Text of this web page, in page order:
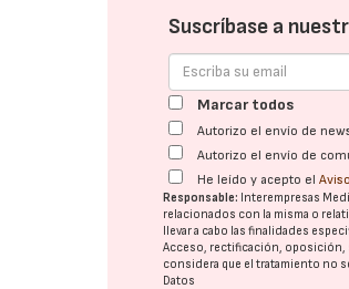
Suscríbase a
Marcar todos
Autorizo el envío de
Autorizo el envío de
He leído y acepto el
Responsable: Interempresas
relacionados con la misma o
llevar a cabo las finalidades
Acceso, rectificación, oposición,
considera que el tratamiento no
Datos